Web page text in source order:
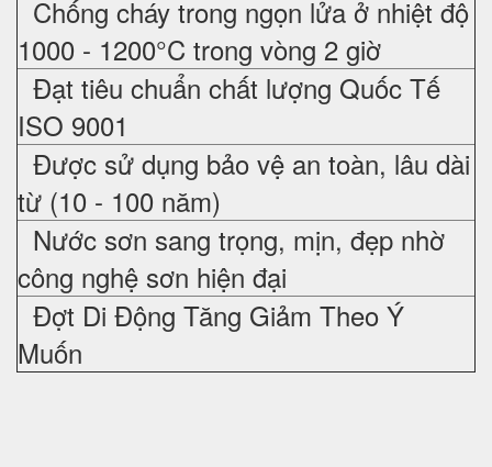
Chống cháy trong ngọn lửa ở nhiệt độ
1000 - 1200°C trong vòng 2 giờ
Đạt tiêu chuẩn chất lượng Quốc Tế
ISO 9001
Được sử dụng bảo vệ an toàn, lâu dài
từ (10 - 100 năm)
Nước sơn sang trọng, mịn, đẹp nhờ
công nghệ sơn hiện đại
Đợt Di Động Tăng Giảm Theo Ý
Muốn